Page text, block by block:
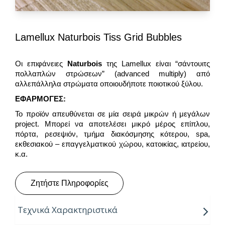
Lamellux Naturbois Tiss Grid Bubbles
Οι επιφάνειες Naturbois της Lamellux είναι “σάντουιτς
πολλαπλών στρώσεων” (advanced multiply) από
αλλεπάλληλα στρώματα οποιουδήποτε ποιοτικού ξύλου.
ΕΦΑΡΜΟΓΕΣ:
Το προϊόν απευθύνεται σε μία σειρά μικρών ή μεγάλων
project. Μπορεί να αποτελέσει μικρό μέρος επίπλου,
πόρτα, ρεσεψιόν, τμήμα διακόσμησης κότερου, spa,
εκθεσιακού – επαγγελματικού χώρου, κατοικίας, ιατρείου,
κ.α.
Ζητήστε Πληροφορίες
Τεχνικά Χαρακτηριστικά